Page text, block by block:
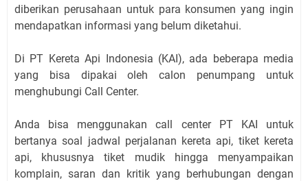
diberikan perusahaan untuk para konsumen yang ingin
mendapatkan informasi yang belum diketahui.
Di PT Kereta Api Indonesia (KAI), ada beberapa media
yang bisa dipakai oleh calon penumpang untuk
menghubungi Call Center.
Anda bisa menggunakan call center PT KAI untuk
bertanya soal jadwal perjalanan kereta api, tiket kereta
api, khususnya tiket mudik hingga menyampaikan
komplain, saran dan kritik yang berhubungan dengan